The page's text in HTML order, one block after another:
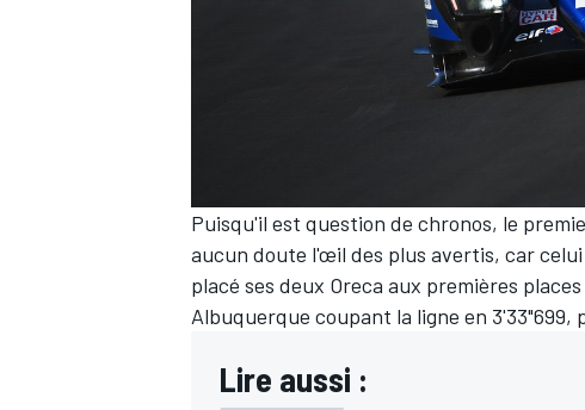
AUTRES CHAMPIONNATS
Puisqu'il est question de chronos, le
aucun doute l'œil des plus avertis, car
placé ses deux Oreca aux premières
Albuquerque coupant la ligne en 3'33"699,
Lire aussi :